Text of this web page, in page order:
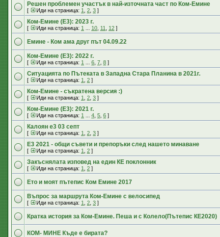
Решен проблемен участък в най-източната част по Ком-Емине
[ Иди на страница: 1 2 3 ]
Ком-Емине (Е3): 2023 г.
[ Иди на страница: 1 10 11 12 ]
Емине - Ком ама друг път 04.09.22
Ком-Емине (Е3): 2022 г.
[ Иди на страница: 1 6 7 8 ]
Ситуацията по Пътеката в Западна Стара Планина в 2021г.
[ Иди на страница: 1 2 ]
Ком-Емине - съкратена версия :)
[ Иди на страница: 1 2 3 ]
Ком-Емине (Е3): 2021 г.
[ Иди на страница: 1 4 5 6 ]
Калоян е3 03 септ
[ Иди на страница: 1 2 3 ]
Е3 2021 - общи съвети и препоръки след нашето минаване
[ Иди на страница: 1 2 ]
Закъснялата изповед на един КЕ поклонник
[ Иди на страница: 1 2 ]
Ето и моят пътепис Ком Емине 2017
Въпрос за маршрута Ком-Емине с велосипед
[ Иди на страница: 1 2 3 ]
Кратка история за Ком-Емине. Пеша и с Колело(Пътепис КЕ2020)
КОМ- МИНЕ Къде е бирата?